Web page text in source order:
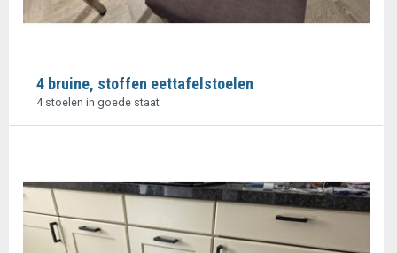
4 bruine, stoffen eettafelstoelen
4 stoelen in goede staat